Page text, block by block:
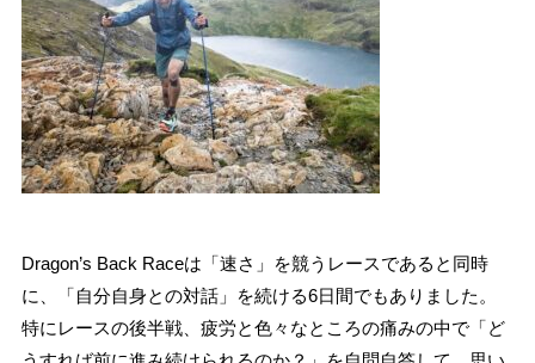
Dragon’s Back Raceは「速さ」を競うレースであると同時
に、「自分自身との対話」を続ける6日間でもありました。
特にレースの後半戦、疲労と色々なところの痛みの中で「ど